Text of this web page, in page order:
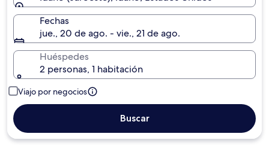
Fechas
jue., 20 de ago. - vie., 21 de ago.
Huéspedes
2 personas, 1 habitación
Viajo por negocios
Buscar